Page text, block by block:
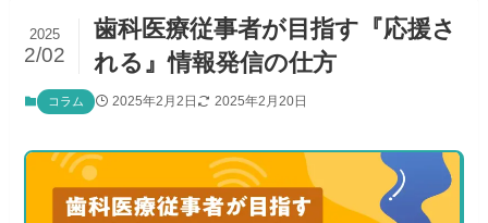
歯科医療従事者が目指す『応援さ
れる』情報発信の仕方
2025
2/02
コラム 2025年2月2日 2025年2月20日